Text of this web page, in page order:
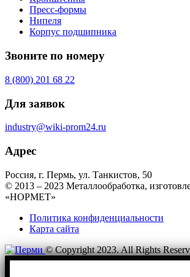
Пресс-формы
Нипеля
Корпус подшипника
Звоните по номеру
8 (800) 201 68 22
Для заявок
industry@wiki-prom24.ru
Адрес
Россия, г. Пермь, ул. Танкистов, 50
© 2013 – 2023 Металлообработка,
«НОРМЕТ»
Политика конфиденциальности
Карта сайта
© Copyright 2023. All Rights